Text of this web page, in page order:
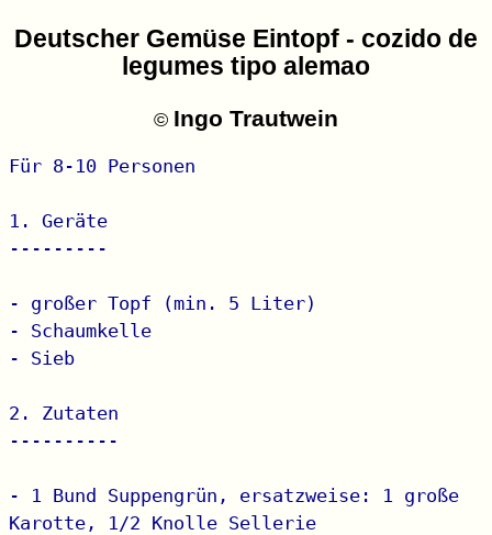
Deutscher Gemüse Eintopf - cozido de
legumes tipo alemao
© Ingo Trautwein
Für 8-10 Personen
1. Geräte
---------
- großer Topf (min. 5 Liter)
- Schaumkelle
- Sieb
2. Zutaten
----------
- 1 Bund Suppengrün, ersatzweise: 1 große
Karotte, 1/2 Knolle Sellerie